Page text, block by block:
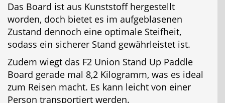
Das Board ist aus Kunststoff hergestellt
worden, doch bietet es im aufgeblasenen
Zustand dennoch eine optimale Steifheit,
sodass ein sicherer Stand gewährleistet ist.
Zudem wiegt das F2 Union Stand Up Paddle
Board gerade mal 8,2 Kilogramm, was es ideal
zum Reisen macht. Es kann leicht von einer
Person transportiert werden.